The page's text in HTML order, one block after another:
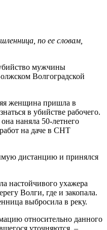
по ее словам,
мужчины
Волгоградской
женщина пришла в
в убийстве рабочего.
наняла 50-летнего
на даче в СНТ
дистанцию и принялся
настойчивого ухажера
Волги, где и закопала.
выбросила в реку.
относительно данного
уточняются, –